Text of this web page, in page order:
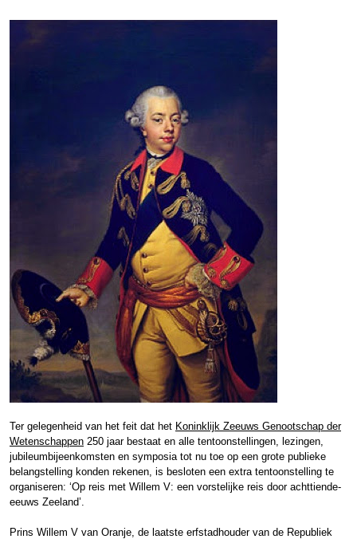
Ter gelegenheid van het feit dat het Koninklijk Zeeuws Genootschap der
Wetenschappen 250 jaar bestaat en alle tentoonstellingen, lezingen,
jubileumbijeenkomsten en symposia tot nu toe op een grote publieke
belangstelling konden rekenen, is besloten een extra tentoonstelling te
organiseren: ‘Op reis met Willem V: een vorstelijke reis door achttiende-
eeuws Zeeland’.
Prins Willem V van Oranje, de laatste erfstadhouder van de Republiek